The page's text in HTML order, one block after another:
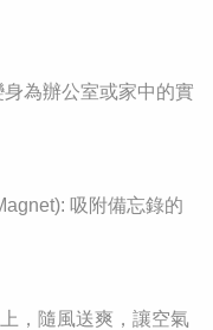
為辦公室或家中的實
吸附備忘錄的
，隨風送爽，讓空氣